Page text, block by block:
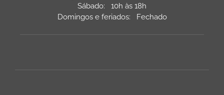
Sábado: 10h às 18h
Domingos e feriados: Fechado